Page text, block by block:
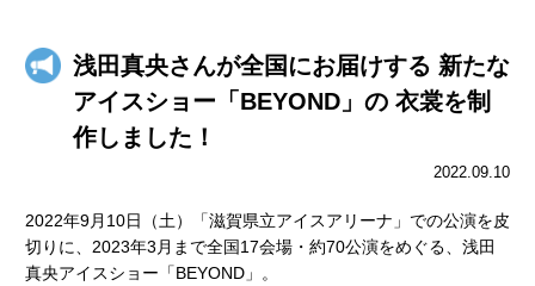
浅田真央さんが全国にお届けする 新たな
アイスショー「BEYOND」の 衣裳を制
作しました！
2022.09.10
2022年9月10日（土）「滋賀県立アイスアリーナ」での公演を皮
切りに、2023年3月まで全国17会場・約70公演をめぐる、浅田
真央アイスショー「BEYOND」。